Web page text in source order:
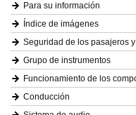
Para su información
Índice de imágenes
Seguridad de los pasajeros
Grupo de instrumentos
Funcionamiento de los
Conducción